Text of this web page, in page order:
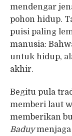
mendengar
pohon hidup.
puisi paling
manusia:
untuk hidup,
akhir.
Begitu pula
memberi laut
memberikan
Baduymenjaga